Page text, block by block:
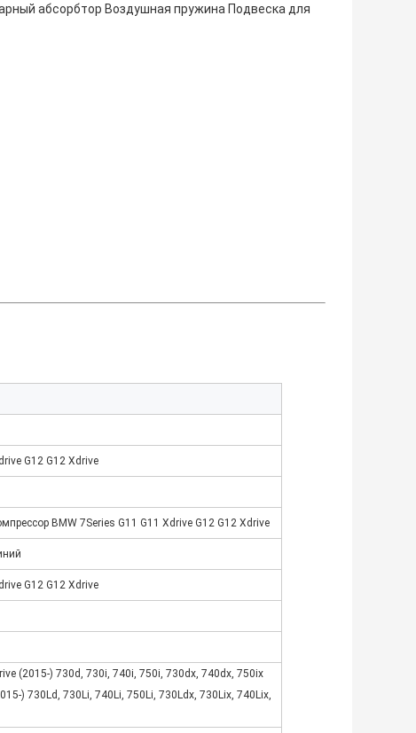
абсорбтор Воздушная пружина Подвеска для
G12 G12 Xdrive
BMW 7Series G11 G11 Xdrive G12 G12 Xdrive
G12 G12 Xdrive
(2015-) 730d, 730i, 740i, 750i, 730dx, 740dx, 750ix
) 730Ld, 730Li, 740Li, 750Li, 730Ldx, 730Lix, 740Lix,